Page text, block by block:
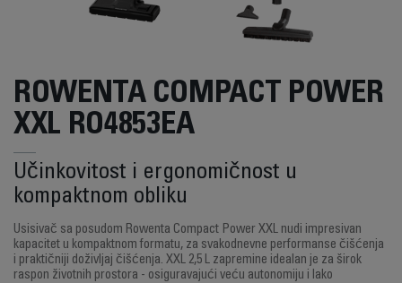
ROWENTA COMPACT POWER
XXL RO4853EA
Učinkovitost i ergonomičnost u
kompaktnom obliku
Usisivač sa posudom Rowenta Compact Power XXL nudi impresivan
kapacitet u kompaktnom formatu, za svakodnevne performanse čišćenja
i praktičniji doživljaj čišćenja. XXL 2,5 L zapremine idealan je za širok
raspon životnih prostora - osiguravajući veću autonomiju i lako